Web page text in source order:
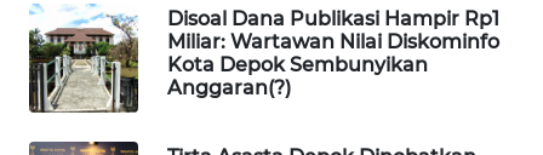
Disoal Dana Publikasi Hampir Rp1
Miliar: Wartawan Nilai Diskominfo
Kota Depok Sembunyikan
Anggaran(?)
NEWS
SIBARAGAS
NEWS